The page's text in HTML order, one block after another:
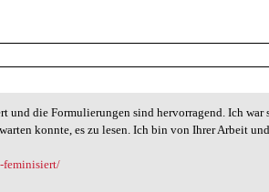
und die Formulierungen sind hervorragend. Ich war
konnte, es zu lesen. Ich bin von Ihrer Arbeit
feminisiert/